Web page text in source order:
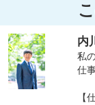
内
私
仕
【